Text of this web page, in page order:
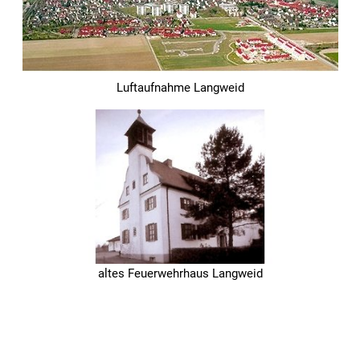
Luftaufnahme Langweid
altes Feuerwehrhaus Langweid